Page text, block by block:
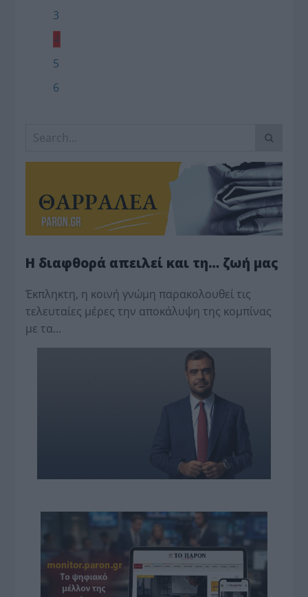
3
4
5
6
Η διαφθορά απειλεί και τη… ζωή μας
Έκπληκτη, η κοινή γνώμη παρακολουθεί τις
τελευταίες μέρες την αποκάλυψη της κο­μπίνας
με τα…